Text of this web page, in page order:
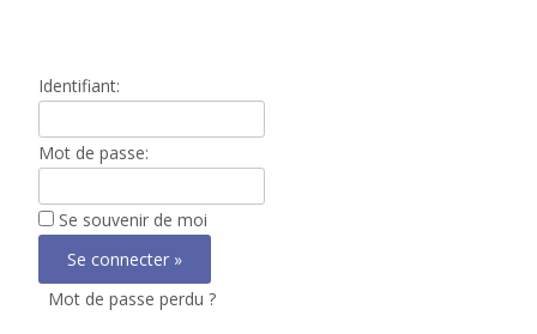
Identifiant:
Mot de passe:
Se souvenir de moi
Mot de passe perdu ?